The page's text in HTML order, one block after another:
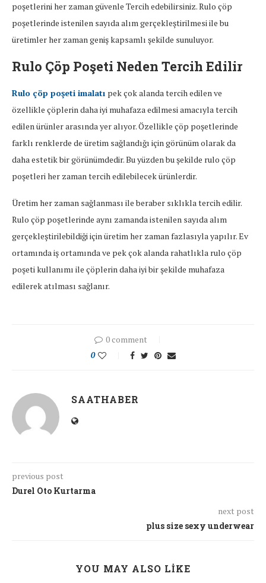
poşetlerini her zaman güvenle Tercih edebilirsiniz. Rulo çöp
poşetlerinde istenilen sayıda alım gerçekleştirilmesi ile bu
üretimler her zaman geniş kapsamlı şekilde sunuluyor.
Rulo Çöp Poşeti Neden Tercih Edilir
Rulo çöp poşeti imalatı pek çok alanda tercih edilen ve
özellikle çöplerin daha iyi muhafaza edilmesi amacıyla tercih
edilen ürünler arasında yer alıyor. Özellikle çöp poşetlerinde
farklı renklerde de üretim sağlandığı için görünüm olarak da
daha estetik bir görünümdedir. Bu yüzden bu şekilde rulo çöp
poşetleri her zaman tercih edilebilecek ürünlerdir.
Üretim her zaman sağlanması ile beraber sıklıkla tercih edilir.
Rulo çöp poşetlerinde aynı zamanda istenilen sayıda alım
gerçekleştirilebildiği için üretim her zaman fazlasıyla yapılır. Ev
ortamında iş ortamında ve pek çok alanda rahatlıkla rulo çöp
poşeti kullanımı ile çöplerin daha iyi bir şekilde muhafaza
edilerek atılması sağlanır.
0 comment
0
SAATHABER
previous post
Durel Oto Kurtarma
next post
plus size sexy underwear
YOU MAY ALSO LIKE